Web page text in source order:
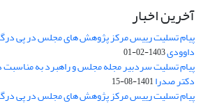
آخرین اخبار
پیام تسلیت رییس مرکز پژوهش های مجلس در پی
داوودی1403-02-01
پیام تسلیت سردبیر مجله مجلس و راهبرد به
دکتر صدرا1401-08-15
پیام تسلیت رییس مرکز پژوهش های مجلس در پی